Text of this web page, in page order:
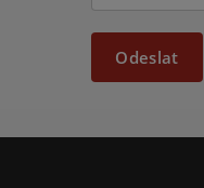
Odeslat